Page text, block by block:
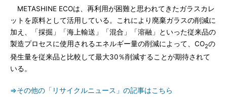
METASHINE ECOは、再利用が困難と思われてきたガラスカレ
ットを原料として活用している。これにより廃棄ガラスの削減に
加え、「採掘」「海上輸送」「混合」「溶融」といった従来品の
製造プロセスに使用されるエネルギー量の削減によって、CO2の
発生量を従来品と比較して最大30％削減することが期待されて
いる。
⇒その他の「リサイクルニュース」の記事はこちら